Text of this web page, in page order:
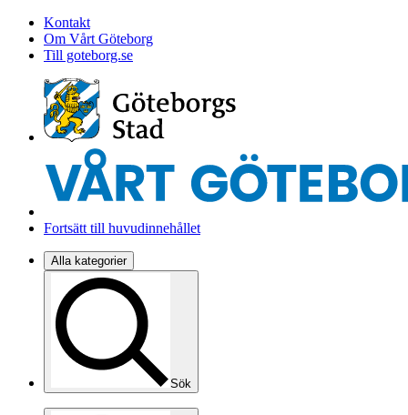
Kontakt
Om Vårt Göteborg
Till goteborg.se
Fortsätt till huvudinnehållet
Alla kategorier
Sök